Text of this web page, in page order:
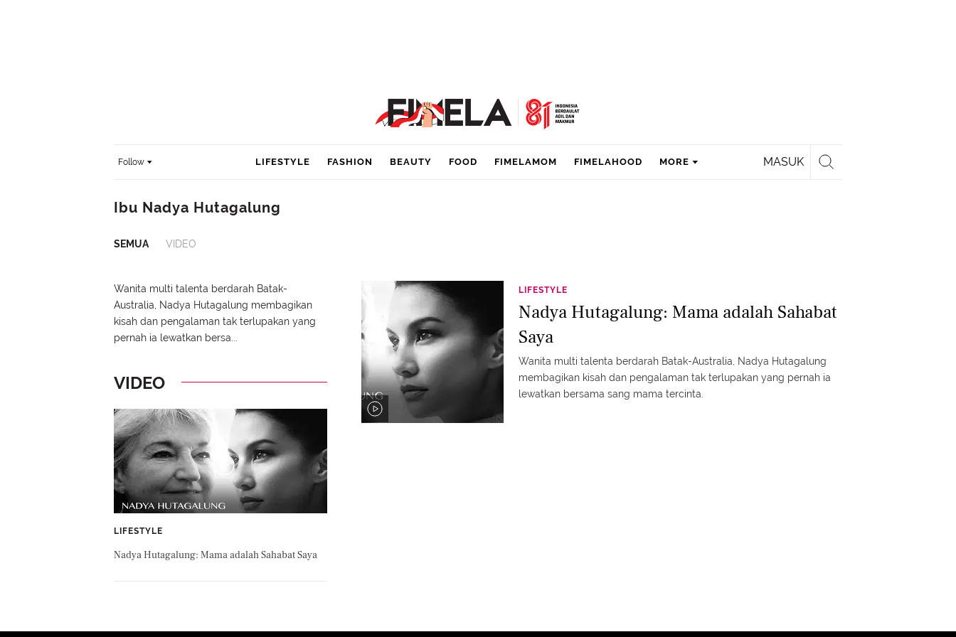
Follow MASUK
LIFESTYLE FASHION BEAUTY FOOD FIMELAMOM FIMELAHOOD MORE
Ibu Nadya Hutagalung
SEMUA VIDEO
Wanita multi talenta berdarah Batak-
Australia, Nadya Hutagalung membagikan
kisah dan pengalaman tak terlupakan yang
pernah ia lewatkan bersa...
VIDEO
LIFESTYLE
Nadya Hutagalung: Mama adalah Sahabat Saya
LIFESTYLE
Nadya Hutagalung: Mama adalah Sahabat
Saya
Wanita multi talenta berdarah Batak-Australia, Nadya Hutagalung
membagikan kisah dan pengalaman tak terlupakan yang pernah ia
lewatkan bersama sang mama tercinta.